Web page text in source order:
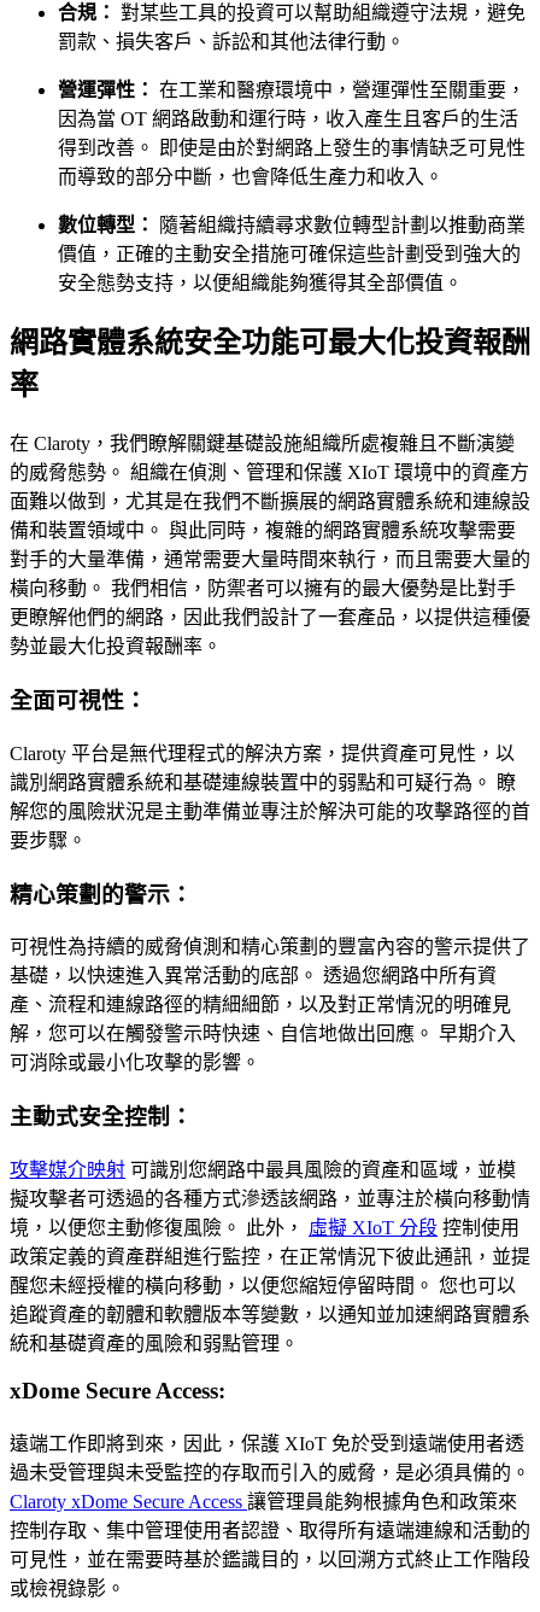
合規： 對某些工具的投資可以幫助組織遵守法規，避免
罰款、損失客戶、訴訟和其他法律行動。
營運彈性： 在工業和醫療環境中，營運彈性至關重要，
因為當 OT 網路啟動和運行時，收入產生且客戶的生活
得到改善。 即使是由於對網路上發生的事情缺乏可見性
而導致的部分中斷，也會降低生產力和收入。
數位轉型：
隨著組織持續尋求數位轉型計劃以推動商業
價值，正確的主動安全措施可確保這些計劃受到強大的
安全態勢支持，以便組織能夠獲得其全部價值。
網路實體系統安全功能可最大化投資報酬
率
在 Claroty，我們瞭解關鍵基礎設施組織所處複雜且不斷演變
的威脅態勢。 組織在偵測、管理和保護 XIoT 環境中的資產方
面難以做到，尤其是在我們不斷擴展的網路實體系統和連線設
備和裝置領域中。 與此同時，複雜的網路實體系統攻擊需要
對手的大量準備，通常需要大量時間來執行，而且需要大量的
橫向移動。 我們相信，防禦者可以擁有的最大優勢是比對手
更瞭解他們的網路，因此我們設計了一套產品，以提供這種優
勢並最大化投資報酬率。
全面可視性：
Claroty 平台是無代理程式的解決方案，提供資產可見性，以
識別網路實體系統和基礎連線裝置中的弱點和可疑行為。 瞭
解您的風險狀況是主動準備並專注於解決可能的攻擊路徑的首
要步驟。
精心策劃的警示：
可視性為持續的威脅偵測和精心策劃的豐富內容的警示提供了
基礎，以快速進入異常活動的底部。 透過您網路中所有資
產、流程和連線路徑的精細細節，以及對正常情況的明確見
解，您可以在觸發警示時快速、自信地做出回應。 早期介入
可消除或最小化攻擊的影響。
主動式安全控制：
攻擊媒介映射 可識別您網路中最具風險的資產和區域，並模
擬攻擊者可透過的各種方式滲透該網路，並專注於橫向移動情
境，以便您主動修復風險。 此外， 虛擬 XIoT 分段 控制使用
政策定義的資產群組進行監控，在正常情況下彼此通訊，並提
醒您未經授權的橫向移動，以便您縮短停留時間。 您也可以
追蹤資產的韌體和軟體版本等變數，以通知並加速網路實體系
統和基礎資產的風險和弱點管理。
xDome Secure Access:
遠端工作即將到來，因此，保護 XIoT 免於受到遠端使用者透
過未受管理與未受監控的存取而引入的威脅，是必須具備的。
Claroty xDome Secure Access 讓管理員能夠根據角色和政策來
控制存取、集中管理使用者認證、取得所有遠端連線和活動的
可見性，並在需要時基於鑑識目的，以回溯方式終止工作階段
或檢視錄影。